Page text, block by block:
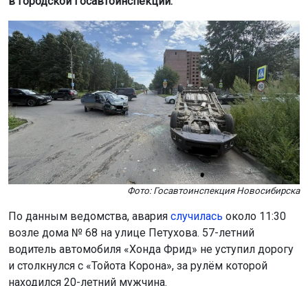
Фото: Госавтоинспекция Новосибирска
По данным ведомства, авария случилась около 11:30
возле дома № 68 на улице Петухова. 57-летний
водитель автомобиля «Хонда Фрид» не уступил дорогу
и столкнулся с «Тойота Корона», за рулём которой
находился 20-летний мужчина.